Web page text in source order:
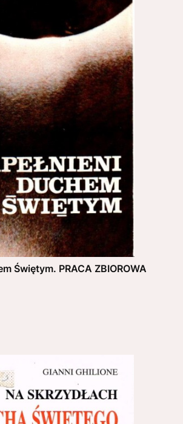
Świętym. PRACA ZBIOROWA